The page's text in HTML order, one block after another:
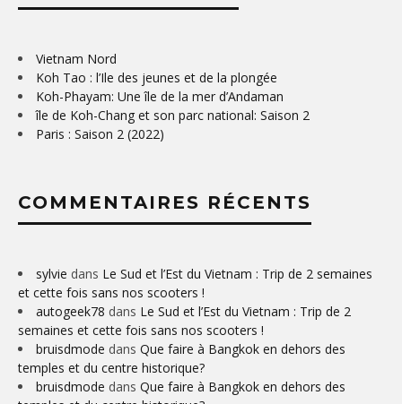
Vietnam Nord
Koh Tao : l’Ile des jeunes et de la plongée
Koh-Phayam: Une île de la mer d’Andaman
île de Koh-Chang et son parc national: Saison 2
Paris : Saison 2 (2022)
COMMENTAIRES RÉCENTS
sylvie dans Le Sud et l’Est du Vietnam : Trip de 2 semaines
et cette fois sans nos scooters !
autogeek78 dans Le Sud et l’Est du Vietnam : Trip de 2
semaines et cette fois sans nos scooters !
bruisdmode dans Que faire à Bangkok en dehors des
temples et du centre historique?
bruisdmode dans Que faire à Bangkok en dehors des